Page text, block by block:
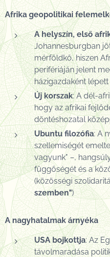
Afrika geopolitikai
A helyszín, első
Johannesburgban
mérföldkő, hiszen
perifériáján jelent
házigazdaként lépett
Új korszak: A dél-
hogy az afrikai
döntéshozatal
Ubuntu filozófia: A
szellemiségét
vagyunk" –,
függőségét és a
(közösségi
szemben")
A nagyhatalmak árnyéka
USA bojkottja: Az
távolmaradása